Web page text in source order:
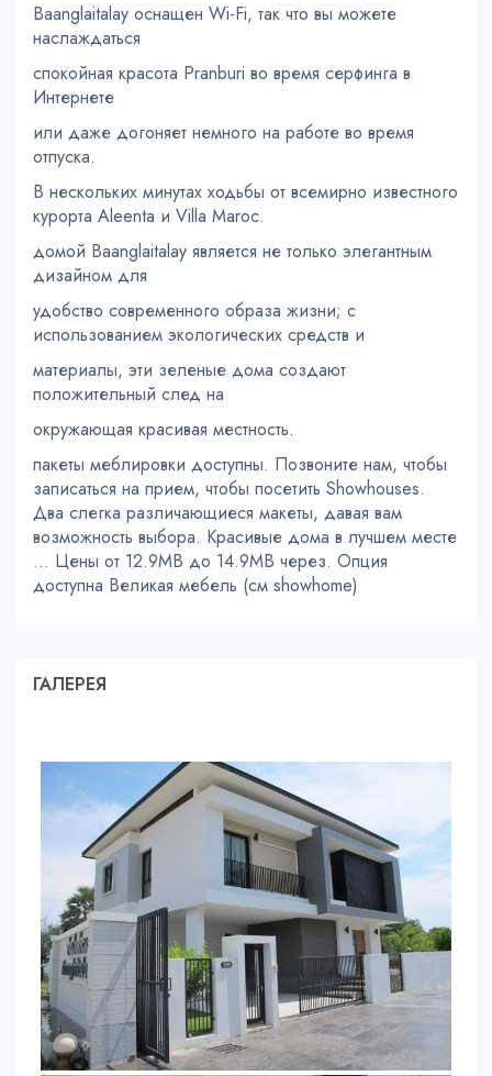
Baanglaitalay оснащен Wi-Fi, так что вы можете
наслаждаться
спокойная красота Pranburi во время серфинга в
Интернете
или даже догоняет немного на работе во время
отпуска.
В нескольких минутах ходьбы от всемирно известного
курорта Aleenta и Villa Maroc.
домой Baanglaitalay является не только элегантным
дизайном для
удобство современного образа жизни; с
использованием экологических средств и
материалы, эти зеленые дома создают
положительный след на
окружающая красивая местность.
пакеты меблировки доступны. Позвоните нам, чтобы
записаться на прием, чтобы посетить Showhouses.
Два слегка различающиеся макеты, давая вам
возможность выбора. Красивые дома в лучшем месте
... Цены от 12.9MB до 14.9MB через. Опция
доступна Великая мебель (см showhome)
ГАЛЕРЕЯ